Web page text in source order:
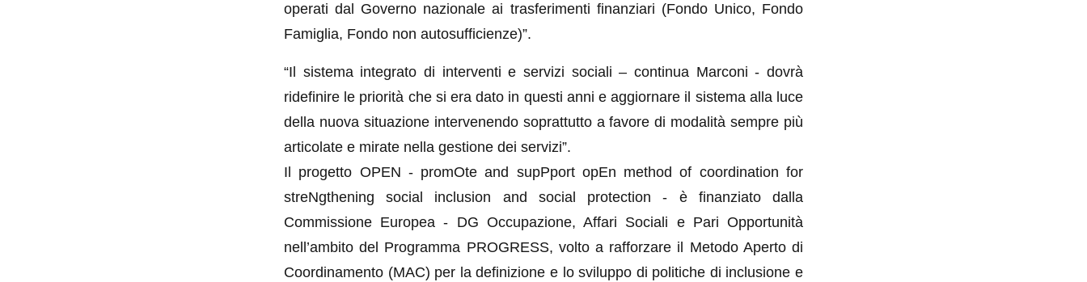
operati dal Governo nazionale ai trasferimenti finanziari (Fondo Unico, Fondo
Famiglia, Fondo non autosufficienze)”.
“Il sistema integrato di interventi e servizi sociali – continua Marconi - dovrà
ridefinire le priorità che si era dato in questi anni e aggiornare il sistema alla luce
della nuova situazione intervenendo soprattutto a favore di modalità sempre più
articolate e mirate nella gestione dei servizi”.
Il progetto OPEN - promOte and supPport opEn method of coordination for
streNgthening social inclusion and social protection - è finanziato dalla
Commissione Europea - DG Occupazione, Affari Sociali e Pari Opportunità
nell’ambito del Programma PROGRESS, volto a rafforzare il Metodo Aperto di
Coordinamento (MAC) per la definizione e lo sviluppo di politiche di inclusione e